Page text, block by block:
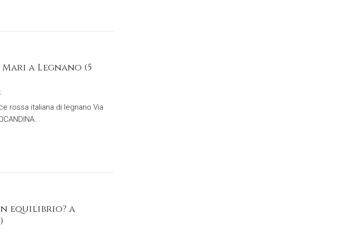
a Legnano (5
rossa italiana di legnano Via
equilibrio? a